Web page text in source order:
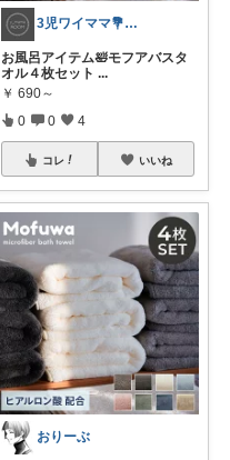
3児ワイママ💐バタバタでも回る暮らし✨
お風呂アイテム🛀モフアバスタ
オル４枚セット ...
￥ 690～
0 0 4
コレ いいね
おりーぶ